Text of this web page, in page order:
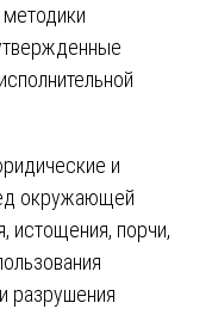
и
окружающей
истощения, порчи,
разрушения